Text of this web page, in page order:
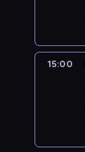
15:00